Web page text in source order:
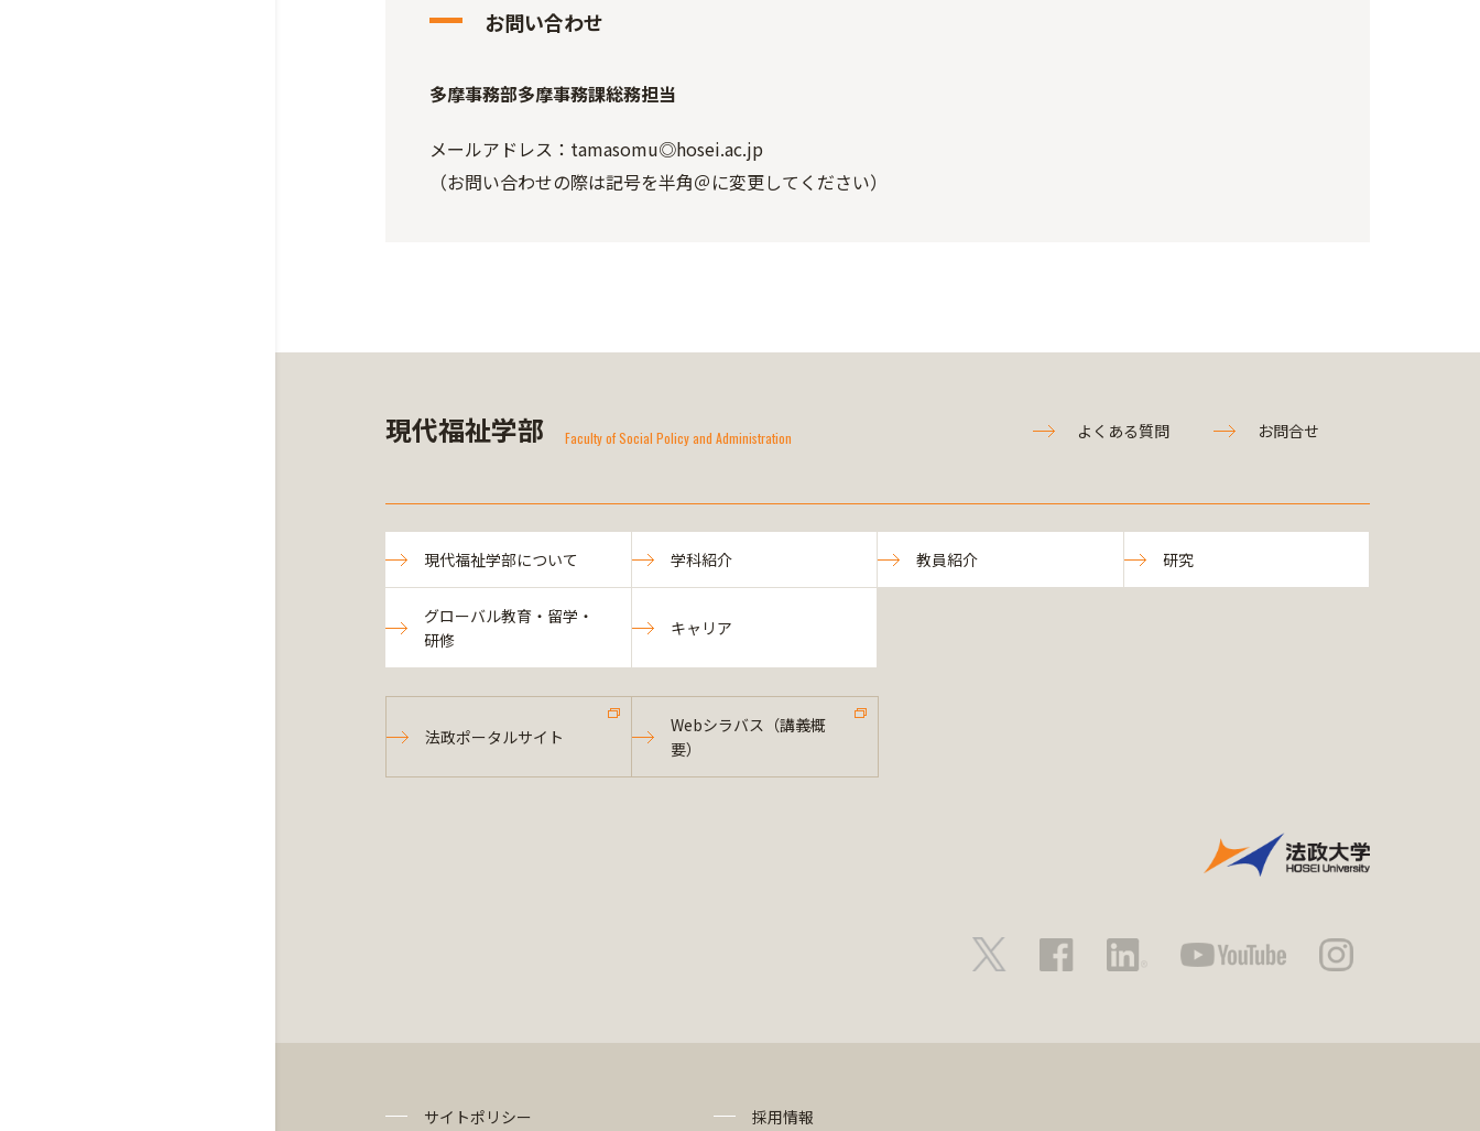
お問い合わせ
多摩事務部多摩事務課総務担当
メールアドレス：tamasomu◎hosei.ac.jp
（お問い合わせの際は記号を半角＠に変更してください）
現代福祉学部 Faculty of Social Policy and Administration よくある質問 お問合せ
現代福祉学部について 学科紹介 教員紹介 研究
グローバル教育・留学・
研修
キャリア
法政ポータルサイト
Webシラバス（講義概
要）
サイトポリシー 採用情報